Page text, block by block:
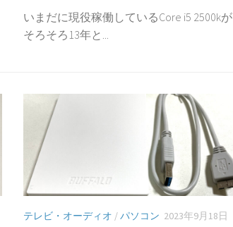
いまだに現役稼働しているCore i5 2500kが
そろそろ13年と...
テレビ・オーディオ /パソコン 2023年9月18日